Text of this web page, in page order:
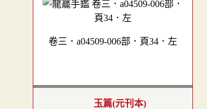
卷三．a04509-006部．頁34．左
玉篇(元刊本)